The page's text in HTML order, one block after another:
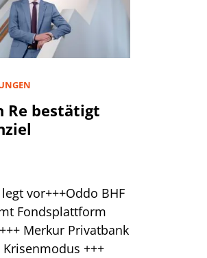
Re bestätigt
legt vor+++Oddo BHF
Fondsplattform
Merkur Privatbank
+++